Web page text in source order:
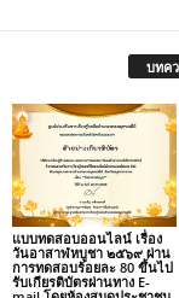
บทค
แบบทดสอบออนไลน์ เรื่อง
วันอาสาฬหบูชา ๒๕๖๙ ผ่าน
การทดสอบร้อยละ 80 ขึ้นไป
รับเกียรติบัตรผ่านทาง E-